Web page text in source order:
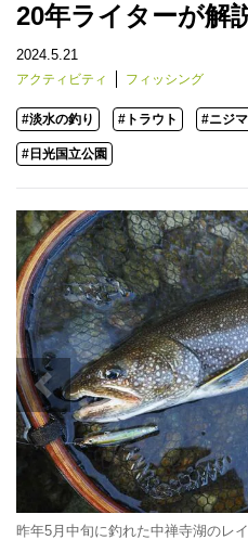
20年ライターが解
2024.5.21
アクティビティ フィッシング
#淡水の釣り #トラウト #ニジ
#日光国立公園
昨年5月中旬に釣れた中禅寺湖のレ